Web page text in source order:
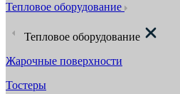
Тепловое оборудование
Тепловое оборудование
Жарочные поверхности
Тостеры